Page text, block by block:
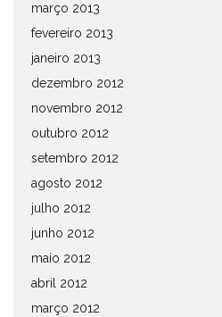
março 2013
fevereiro 2013
janeiro 2013
dezembro 2012
novembro 2012
outubro 2012
setembro 2012
agosto 2012
julho 2012
junho 2012
maio 2012
abril 2012
março 2012